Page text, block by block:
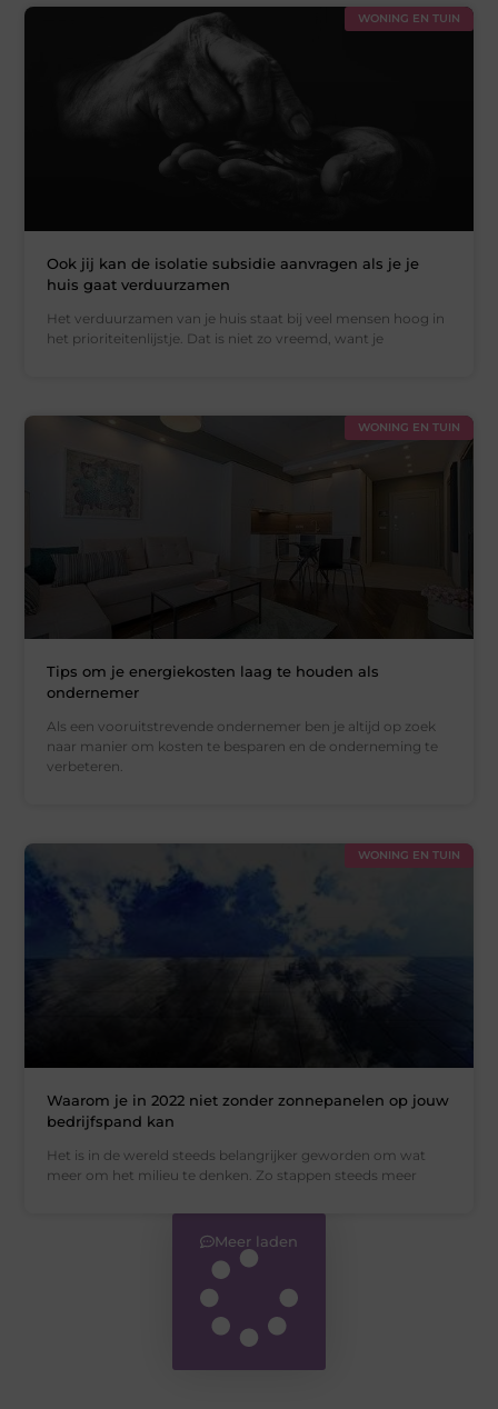
WONING EN TUIN
Ook jij kan de isolatie subsidie aanvragen als je je
huis gaat verduurzamen
Het verduurzamen van je huis staat bij veel mensen hoog in
het prioriteitenlijstje. Dat is niet zo vreemd, want je
WONING EN TUIN
Tips om je energiekosten laag te houden als
ondernemer
Als een vooruitstrevende ondernemer ben je altijd op zoek
naar manier om kosten te besparen en de onderneming te
verbeteren.
WONING EN TUIN
Waarom je in 2022 niet zonder zonnepanelen op jouw
bedrijfspand kan
Het is in de wereld steeds belangrijker geworden om wat
meer om het milieu te denken. Zo stappen steeds meer
Meer laden